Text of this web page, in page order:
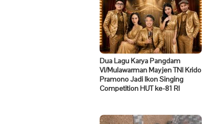
Dua Lagu Karya Pangdam
VI/Mulawarman Mayjen TNI Krido
Pramono Jadi Ikon Singing
Competition HUT ke-81 RI